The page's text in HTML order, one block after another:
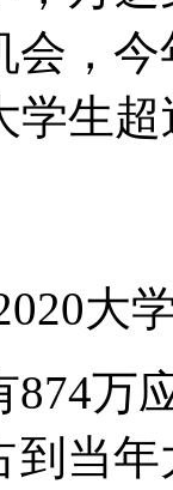
会，
学生
大
万
到当